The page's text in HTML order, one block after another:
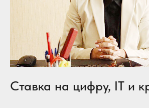
Ставка на цифру, IT и